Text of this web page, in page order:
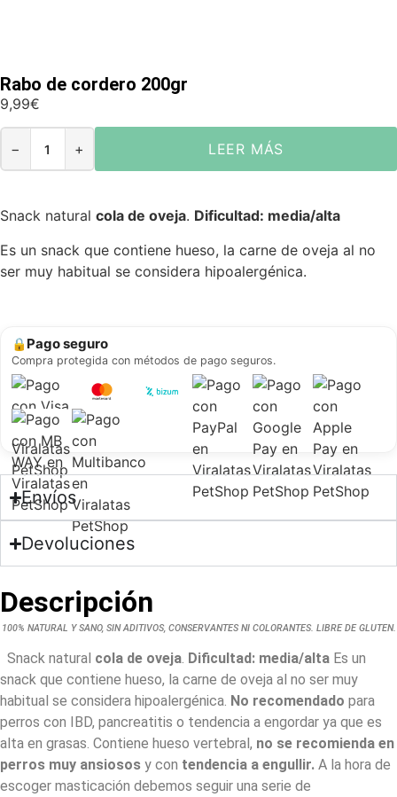
Rabo de cordero 200gr
9,99€
− + LEER MÁS
Snack natural cola de oveja. Dificultad: media/alta
Es un snack que contiene hueso, la carne de oveja al no
ser muy habitual se considera hipoalergénica.
🔒 Pago seguro
Compra protegida con métodos de pago seguros.
Envíos
Devoluciones
Descripción
100% NATURAL Y SANO, SIN ADITIVOS, CONSERVANTES NI COLORANTES. LIBRE DE GLUTEN.
Snack natural cola de oveja. Dificultad: media/alta Es un
snack que contiene hueso, la carne de oveja al no ser muy
habitual se considera hipoalergénica. No recomendado para
perros con IBD, pancreatitis o tendencia a engordar ya que es
alta en grasas. Contiene hueso vertebral, no se recomienda en
perros muy ansiosos y con tendencia a engullir. A la hora de
escoger masticación debemos seguir una serie de